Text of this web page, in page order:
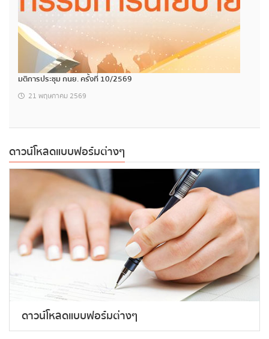
มติการประชุม กนย. ครั้งที่ 10/2569
21 พฤษภาคม 2569
ดาวน์โหลดแบบฟอร์มต่างๆ
ดาวน์โหลดแบบฟอร์มต่างๆ